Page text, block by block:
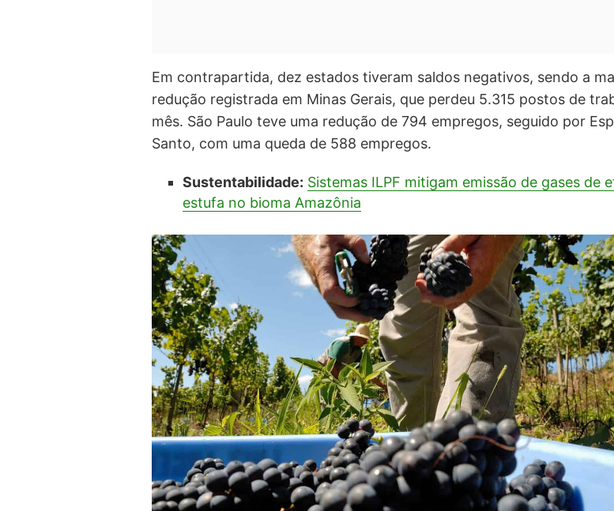
Em contrapartida, dez estados tiveram saldos negativos, sendo a
redução registrada em Minas Gerais, que perdeu 5.315 postos de
mês. São Paulo teve uma redução de 794 empregos, seguido por
Santo, com uma queda de 588 empregos.
Sustentabilidade: Sistemas ILPF mitigam emissão de gases de
estufa no bioma Amazônia